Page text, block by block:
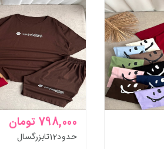
798,000 تومان
حدود12تابزرگسال